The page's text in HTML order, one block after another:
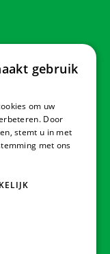
gebruik
om uw
Door
stemt u in met
met ons